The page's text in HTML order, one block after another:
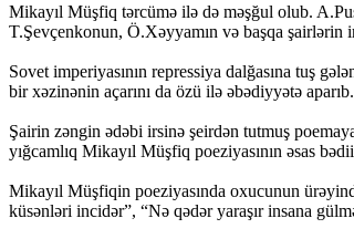
Mikayıl Müşfiq tərcümə ilə də məşğul olub.
T.Şevçenkonun, Ö.Xəyyamın və başqa şairlərin
Sovet imperiyasının repressiya dalğasına tuş
bir xəzinənin açarını da özü ilə əbədiyyətə aparıb.
Şairin zəngin ədəbi irsinə şeirdən tutmuş
yığcamlıq Mikayıl Müşfiq poeziyasının əsas
Mikayıl Müşfiqin poeziyasında oxucunun
küsənləri incidər”, “Nə qədər yaraşır insana